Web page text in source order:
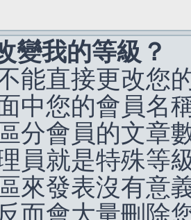
變我的等級？
能直接更改您
中您的會員名
分會員的文章
員就是特殊等
來發表沒有意
而會大量刪除